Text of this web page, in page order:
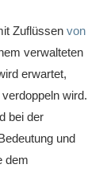
Zuflüssen von
verwalteten
erwartet,
wird.
bei der
und
dem